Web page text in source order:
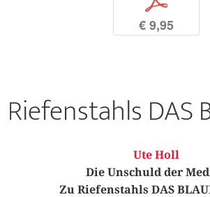
€ 9,95
DAS
Ute Holl
Die Unschuld der
Zu Riefenstahls DAS